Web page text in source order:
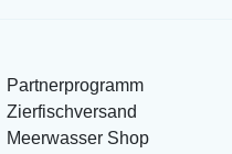
Partnerprogramm
Zierfischversand
Meerwasser Shop